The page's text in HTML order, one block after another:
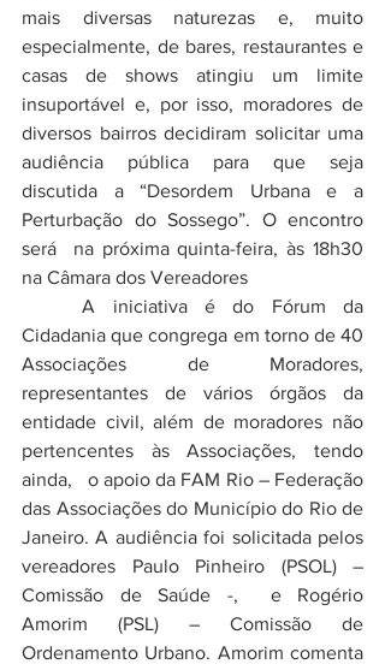
mais diversas naturezas e, muito
especialmente, de bares, restaurantes e
casas de shows atingiu um limite
insuportável e, por isso, moradores de
diversos bairros decidiram solicitar uma
audiência pública para que seja
discutida a “Desordem Urbana e a
Perturbação do Sossego”. O encontro
será  na próxima quinta-feira, às 18h30
na Câmara dos Vereadores
	A iniciativa é do Fórum da
Cidadania que congrega em torno de 40
Associações de Moradores,
representantes de vários órgãos da
entidade civil, além de moradores não
pertencentes às Associações, tendo
ainda,   o apoio da FAM Rio – Federação
das Associações do Município do Rio de
Janeiro. A audiência foi solicitada pelos
vereadores Paulo Pinheiro (PSOL) –
Comissão de Saúde -,  e Rogério
Amorim (PSL) – Comissão de
Ordenamento Urbano. Amorim comenta